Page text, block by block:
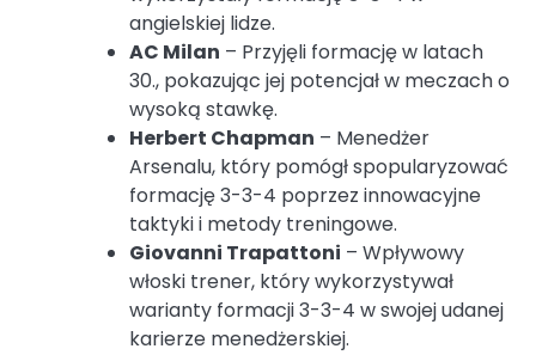
angielskiej lidze.
AC Milan – Przyjęli formację w latach
30., pokazując jej potencjał w meczach o
wysoką stawkę.
Herbert Chapman – Menedżer
Arsenalu, który pomógł spopularyzować
formację 3-3-4 poprzez innowacyjne
taktyki i metody treningowe.
Giovanni Trapattoni – Wpływowy
włoski trener, który wykorzystywał
warianty formacji 3-3-4 w swojej udanej
karierze menedżerskiej.